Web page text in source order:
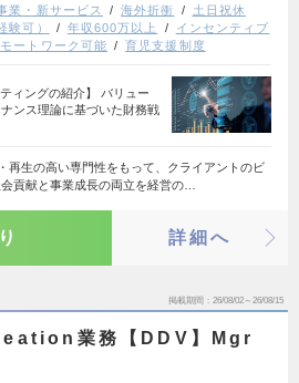
業・新サービス 海外折衝
土日祝休
験可） 年収600万以上
インセンティブ
モートワーク可能 育児支援制度
ィングの紹介】 バリュー
ンス理論に基づいた財務戦
再生の高い専門性をもって、クライアントのビ
貢献と事業成長の両立を経営の…
詳細へ
掲載期間 26/08/02～26/08/15
業務【DDV】Mgr